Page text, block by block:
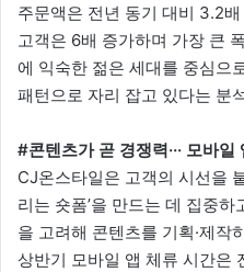
주문액은 전년 동기 대비 3.2
고객은 6배 증가하며 가장 큰
에 익숙한 젊은 세대를 중심으
패턴으로 자리 잡고 있다는 분
#콘텐츠가 곧 경쟁력··· 모바
CJ온스타일은 고객의 시선을
리는 숏폼’을 만드는 데 집중
을 고려해 콘텐츠를 기획·제작
상반기 모바일 앱 체류 시간은